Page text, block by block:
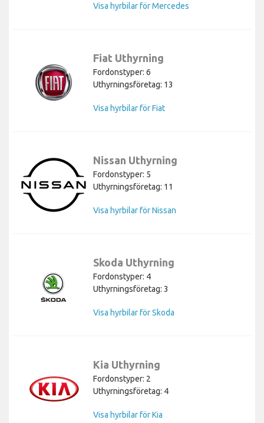
Visa hyrbilar för Mercedes
Fiat Uthyrning
Fordonstyper: 6
Uthyrningsföretag: 13
Visa hyrbilar för Fiat
Nissan Uthyrning
Fordonstyper: 5
Uthyrningsföretag: 11
Visa hyrbilar för Nissan
Skoda Uthyrning
Fordonstyper: 4
Uthyrningsföretag: 3
Visa hyrbilar för Skoda
Kia Uthyrning
Fordonstyper: 2
Uthyrningsföretag: 4
Visa hyrbilar för Kia